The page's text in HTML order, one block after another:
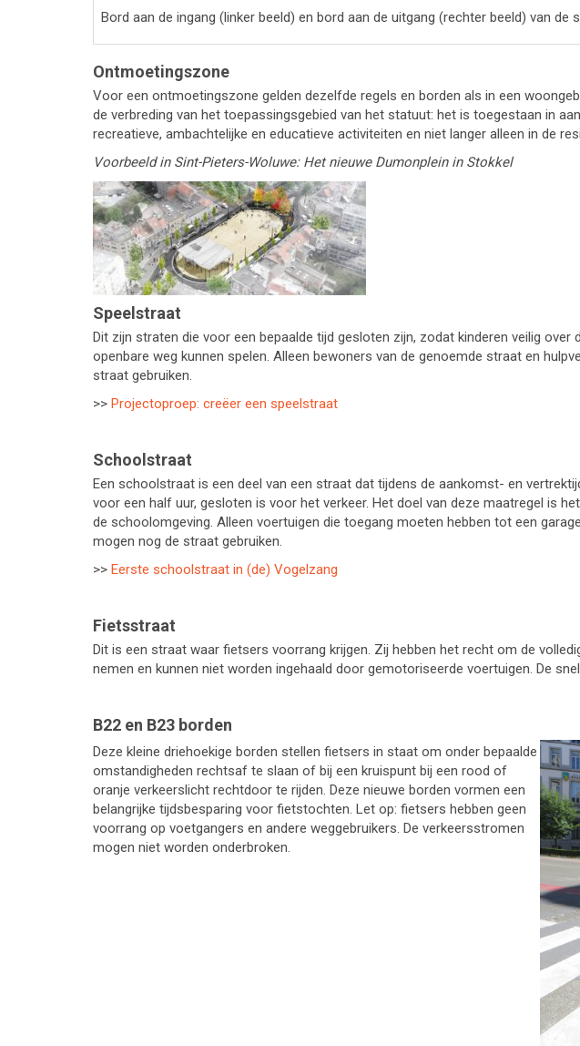
Bord aan de ingang (linker beeld) en bord aan de uitgang (rechter beeld) van de
Ontmoetingszone
Voor een ontmoetingszone gelden dezelfde regels en borden als in een
de verbreding van het toepassingsgebied van het statuut: het is toegestaan in
recreatieve, ambachtelijke en educatieve activiteiten en niet langer alleen in de
Voorbeeld in Sint-Pieters-Woluwe: Het nieuwe Dumonplein in Stokkel
Speelstraat
Dit zijn straten die voor een bepaalde tijd gesloten zijn, zodat kinderen veilig over
openbare weg kunnen spelen. Alleen bewoners van de genoemde straat en
straat gebruiken.
>> Projectoproep: creëer een speelstraat
Schoolstraat
Een schoolstraat is een deel van een straat dat tijdens de aankomst- en
voor een half uur, gesloten is voor het verkeer. Het doel van deze maatregel is
de schoolomgeving. Alleen voertuigen die toegang moeten hebben tot een
mogen nog de straat gebruiken.
>> Eerste schoolstraat in (de) Vogelzang
Fietsstraat
Dit is een straat waar fietsers voorrang krijgen. Zij hebben het recht om de
nemen en kunnen niet worden ingehaald door gemotoriseerde voertuigen. De
B22 en B23 borden
Deze kleine driehoekige borden stellen fietsers in staat om onder bepaalde
omstandigheden rechtsaf te slaan of bij een kruispunt bij een rood of
oranje verkeerslicht rechtdoor te rijden. Deze nieuwe borden vormen een
belangrijke tijdsbesparing voor fietstochten. Let op: fietsers hebben geen
voorrang op voetgangers en andere weggebruikers. De verkeersstromen
mogen niet worden onderbroken.